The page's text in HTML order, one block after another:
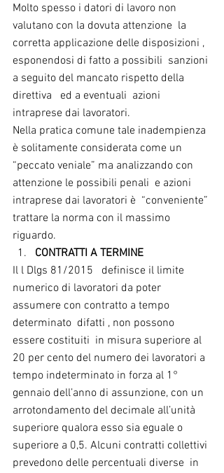
Molto spesso i datori di lavoro non
valutano con la dovuta attenzione  la
corretta applicazione delle disposizioni ,
esponendosi di fatto a possibili  sanzioni
a seguito del mancato rispetto della
direttiva   ed a eventuali  azioni
intraprese dai lavoratori.
Nella pratica comune tale inadempienza
è solitamente considerata come un
“peccato veniale” ma analizzando con
attenzione le possibili penali  e azioni
intraprese dai lavoratori è  “conveniente”
trattare la norma con il massimo
riguardo.
CONTRATTI A TERMINE
Il l Dlgs 81/2015   definisce il limite
numerico di lavoratori da poter
assumere con contratto a tempo
determinato  difatti , non possono
essere costituiti  in misura superiore al
20 per cento del numero dei lavoratori a
tempo indeterminato in forza al 1°
gennaio dell’anno di assunzione, con un
arrotondamento del decimale all’unità
superiore qualora esso sia eguale o
superiore a 0,5. Alcuni contratti collettivi
prevedono delle percentuali diverse  in